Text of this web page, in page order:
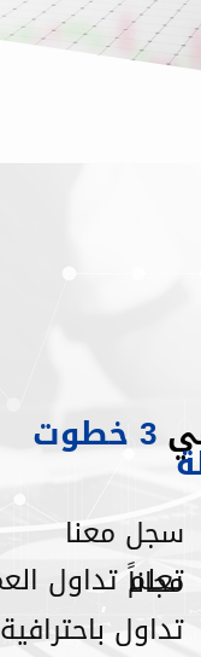
3 خطوت
سجل معنا
تعلم تداول العملات مجاناً
تداول باحترافية